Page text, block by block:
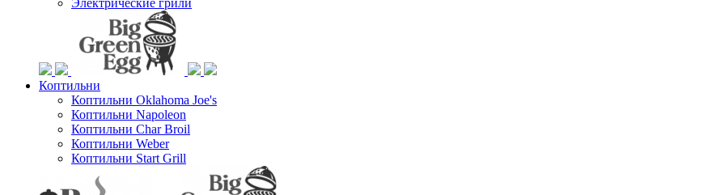
Электрические грили
Коптильни
Коптильни Oklahoma Joe's
Коптильни Napoleon
Коптильни Char Broil
Коптильни Weber
Коптильни Start Grill